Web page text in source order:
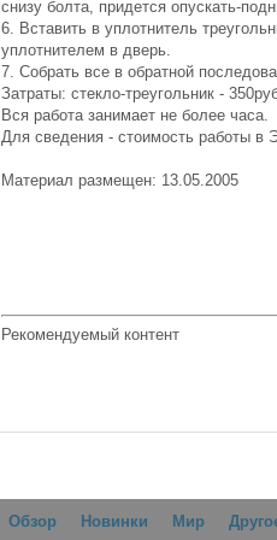
снизу болта, придется опускать-
6. Вставить в уплотнитель
уплотнителем в дверь.
7. Собрать все в обратной
Затраты: стекло-треугольник -
Вся работа занимает не более часа.
Для сведения - стоимость работы в
Материал размещен: 13.05.2005
Рекомендуемый контент
Обзор Новинки Мир